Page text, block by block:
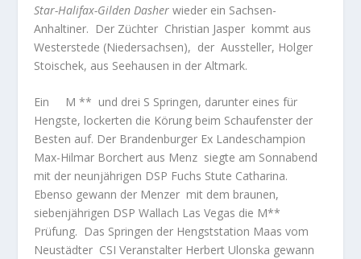
Star-Halifax-Gilden Dasher wieder ein Sachsen-
Anhaltiner. Der Züchter Christian Jasper kommt aus
Westerstede (Niedersachsen), der Aussteller, Holger
Stoischek, aus Seehausen in der Altmark.
Ein M ** und drei S Springen, darunter eines für
Hengste, lockerten die Körung beim Schaufenster der
Besten auf. Der Brandenburger Ex Landeschampion
Max-Hilmar Borchert aus Menz siegte am Sonnabend
mit der neunjährigen DSP Fuchs Stute Catharina.
Ebenso gewann der Menzer mit dem braunen,
siebenjährigen DSP Wallach Las Vegas die M**
Prüfung. Das Springen der Hengststation Maas vom
Neustädter CSI Veranstalter Herbert Ulonska gewann